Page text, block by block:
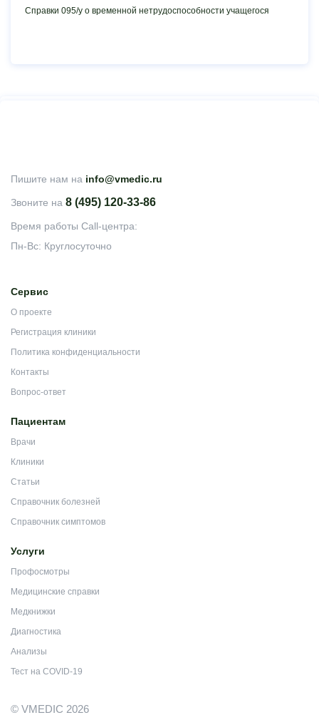
Справки 095/у о временной нетрудоспособности учащегося
Сервис
О проекте
Регистрация клиники
Политика конфиденциальности
Контакты
Вопрос-ответ
Пациентам
Врачи
Клиники
Статьи
Справочник болезней
Справочник симптомов
Услуги
Профосмотры
Медицинские справки
Медкнижки
Диагностика
Анализы
Тест на COVID-19
Пишите нам на info@vmedic.ru
Звоните на 8 (495) 120-33-86
Время работы Call-центра:
Пн-Вс: Круглосуточно
© VMEDIC 2026